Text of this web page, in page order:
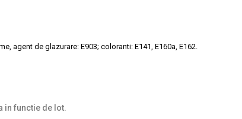
agent de glazurare: E903; coloranti: E141, E160a, E162.
in functie de lot.